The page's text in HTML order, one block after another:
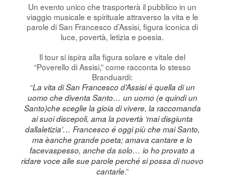
Un evento unico che trasporterà il pubblico in un
viaggio musicale e spirituale attraverso la vita e le
parole di San Francesco d’Assisi, figura iconica di
luce, povertà, letizia e poesia.
Il tour si ispira alla figura solare e vitale del
“Poverello di Assisi,” come racconta lo stesso
Branduardi:
“La vita di San Francesco d’Assisi é quella di un
uomo che diventa Santo… un uomo (e quindi un
Santo)che sceglie la gioia di vivere, la raccomanda
ai suoi discepoli, ama la povertà ‘mai disgiunta
dallaletizia’… Francesco é oggi più che mai Santo,
ma èanche grande poeta; amava cantare e lo
facevaspesso, anche da solo… io ho provato a
ridare voce alle sue parole perché si possa di nuovo
cantarle.”